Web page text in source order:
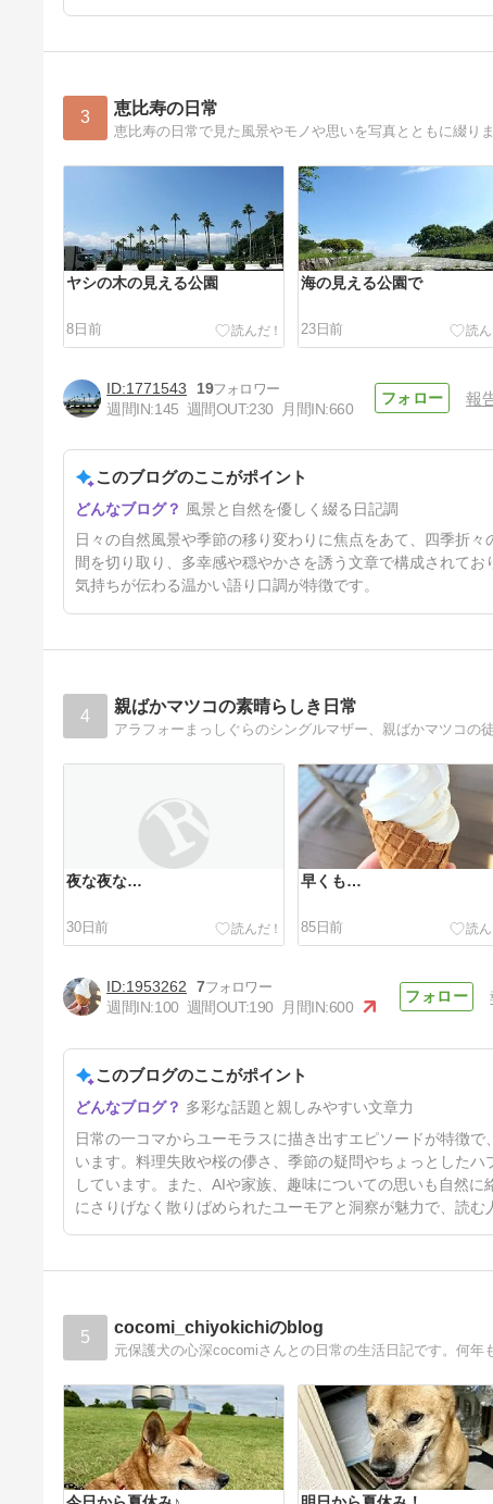
3 恵比寿の日常
恵比寿の日常で見た風景やモノや思いを写真とともに綴り
ヤシの木の見える公園
8日前
海の見える公園で
23日前
山の小学校の廃校跡
61日前
1771543
19
週間IN:145 週間OUT:230 月間IN:660
報
このブログのここがポイント
風景と自然を優しく綴る日記調
日々の自然風景や季節の移り変わりに焦点をあて、四季折
間を切り取り、多幸感や穏やかさを誘う文章で構成されて
気持ちが伝わる温かい語り口調が特徴です。
4 親ばかマツコの素晴らしき日常
アラフォーまっしぐらのシングルマザー、親ばかマツコの
夜な夜な…
30日前
早くも…
85日前
間違ってないけど…
3ヶ月前
1953262
7
週間IN:100 週間OUT:190 月間IN:600
このブログのここがポイント
多彩な話題と親しみやすい文章力
日常の一コマからユーモラスに描き出すエピソードが特徴
います。料理失敗や桜の儚さ、季節の疑問やちょっとした
しています。また、AIや家族、趣味についての思いも自然
にさりげなく散りばめられたユーモアと洞察が魅力で、読む
5 cocomi_chiyokichiのblog
元保護犬の心深cocomiさんとの日常の生活日記です。何